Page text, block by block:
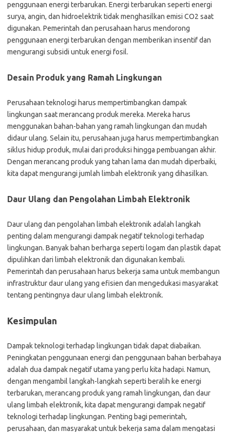
penggunaan energi terbarukan. Energi terbarukan seperti energi
surya, angin, dan hidroelektrik tidak menghasilkan emisi CO2 saat
digunakan. Pemerintah dan perusahaan harus mendorong
penggunaan energi terbarukan dengan memberikan insentif dan
mengurangi subsidi untuk energi fosil.
Desain Produk yang Ramah Lingkungan
Perusahaan teknologi harus mempertimbangkan dampak
lingkungan saat merancang produk mereka. Mereka harus
menggunakan bahan-bahan yang ramah lingkungan dan mudah
didaur ulang. Selain itu, perusahaan juga harus mempertimbangkan
siklus hidup produk, mulai dari produksi hingga pembuangan akhir.
Dengan merancang produk yang tahan lama dan mudah diperbaiki,
kita dapat mengurangi jumlah limbah elektronik yang dihasilkan.
Daur Ulang dan Pengolahan Limbah Elektronik
Daur ulang dan pengolahan limbah elektronik adalah langkah
penting dalam mengurangi dampak negatif teknologi terhadap
lingkungan. Banyak bahan berharga seperti logam dan plastik dapat
dipulihkan dari limbah elektronik dan digunakan kembali.
Pemerintah dan perusahaan harus bekerja sama untuk membangun
infrastruktur daur ulang yang efisien dan mengedukasi masyarakat
tentang pentingnya daur ulang limbah elektronik.
Kesimpulan
Dampak teknologi terhadap lingkungan tidak dapat diabaikan.
Peningkatan penggunaan energi dan penggunaan bahan berbahaya
adalah dua dampak negatif utama yang perlu kita hadapi. Namun,
dengan mengambil langkah-langkah seperti beralih ke energi
terbarukan, merancang produk yang ramah lingkungan, dan daur
ulang limbah elektronik, kita dapat mengurangi dampak negatif
teknologi terhadap lingkungan. Penting bagi pemerintah,
perusahaan, dan masyarakat untuk bekerja sama dalam mengatasi